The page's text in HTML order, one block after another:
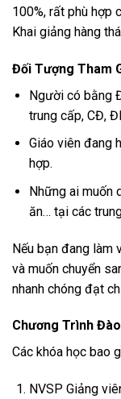
100%, rất phù hợp
Khai giảng hàng
Đối Tượng Tham
Người có bằng
trung cấp, CĐ,
Giáo viên đang
hợp.
Những ai muốn
ăn… tại các
Nếu bạn đang làm
và muốn chuyển
nhanh chóng đạt
Chương Trình
Các khóa học bao
NVSP Giảng